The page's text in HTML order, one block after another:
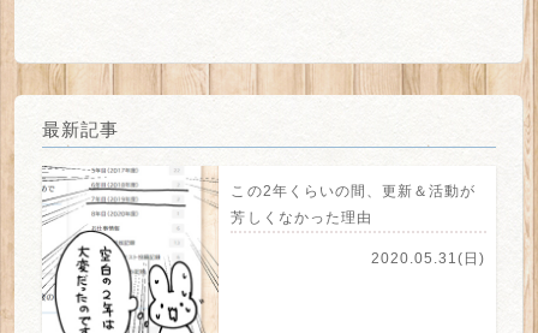
最新記事
この2年くらいの間、更新＆活動が
芳しくなかった理由
2020.05.31(日)